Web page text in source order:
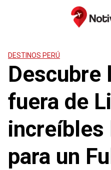
DESTINOS PERÚ
Descubre
fuera de
increíbles
para un